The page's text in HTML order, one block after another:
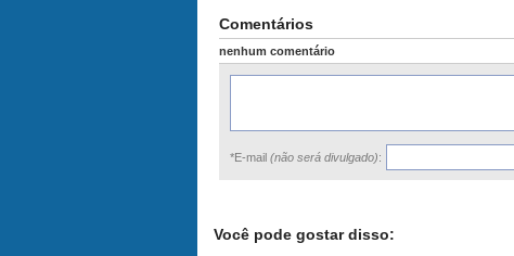
Comentários
nenhum comentário
*E-mail (não será divulgado):
Você pode gostar disso: